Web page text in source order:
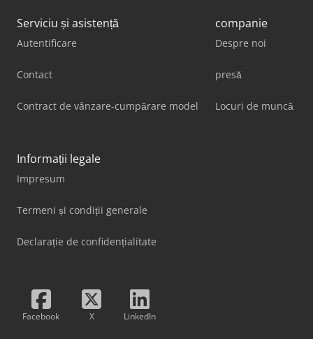
Serviciu și asistență
Autentificare
Contact
Contract de vânzare-cumpărare model
companie
Despre noi
presă
Locuri de muncă
Informații legale
Impresum
Termeni și condiții generale
Declarație de confidențialitate
Facebook X LinkedIn